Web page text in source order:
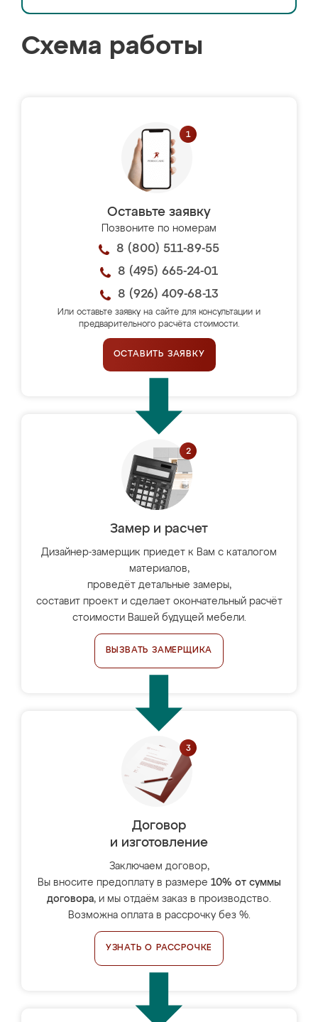
Схема работы
Оставьте заявку
Позвоните по номерам
8 (800) 511-89-55
8 (495) 665-24-01
8 (926) 409-68-13
Или оставьте заявку на сайте для консультации и
предварительного расчёта стоимости.
ОСТАВИТЬ ЗАЯВКУ
Замер и расчет
Дизайнер-замерщик приедет к Вам с каталогом
материалов,
проведёт детальные замеры,
составит проект и сделает окончательный расчёт
стоимости Вашей будущей мебели.
ВЫЗВАТЬ ЗАМЕРЩИКА
Договор
и изготовление
Заключаем договор,
Вы вносите предоплату в размере 10% от суммы
договора, и мы отдаём заказ в производство.
Возможна оплата в рассрочку без %.
УЗНАТЬ О РАССРОЧКЕ